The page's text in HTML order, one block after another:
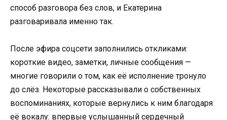
способ разговора без слов, и Екатерина
разговаривала именно так.
После эфира соцсети заполнились откликами:
короткие видео, заметки, личные сообщения —
многие говорили о том, как её исполнение тронуло
до слёз. Некоторые рассказывали о собственных
воспоминаниях, которые вернулись к ним благодаря
её вокалу: впервые услышанный сердечный